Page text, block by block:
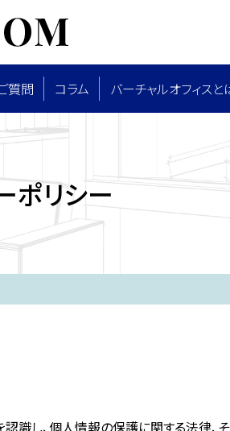
質問 コラム バーチャルオフィスと
ポリシー
識し、個人情報の保護に関する法律